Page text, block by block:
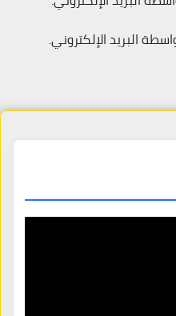
البريد الإلكتروني.